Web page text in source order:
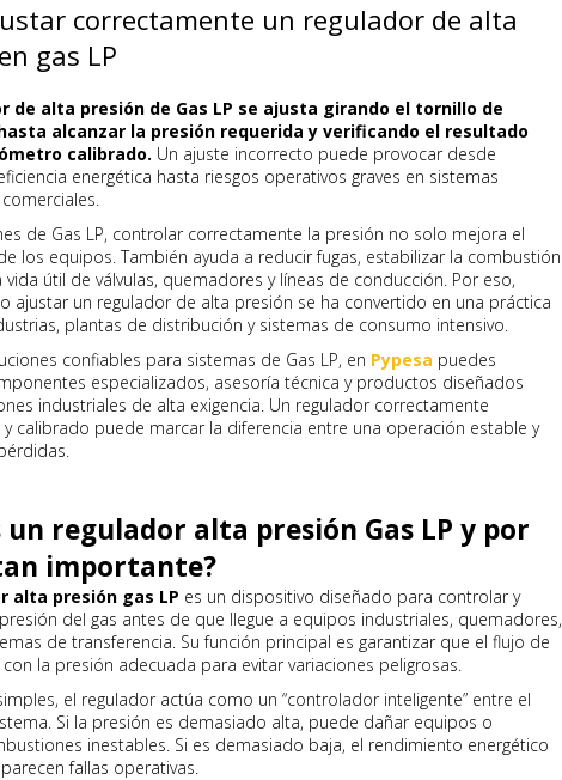
correctamente un regulador de alta
gas LP
de alta presión de Gas LP se ajusta girando el tornillo de
alcanzar la presión requerida y verificando el resultado
calibrado. Un ajuste incorrecto puede provocar desde
energética hasta riesgos operativos graves en sistemas
de Gas LP, controlar correctamente la presión no solo mejora el
los equipos. También ayuda a reducir fugas, estabilizar la combustión
vida útil de válvulas, quemadores y líneas de conducción. Por eso,
ajustar un regulador de alta presión se ha convertido en una práctica
plantas de distribución y sistemas de consumo intensivo.
confiables para sistemas de Gas LP, en Pypesa puedes
especializados, asesoría técnica y productos diseñados
industriales de alta exigencia. Un regulador correctamente
calibrado puede marcar la diferencia entre una operación estable y
un regulador alta presión Gas LP y por
importante?
alta presión gas LP es un dispositivo diseñado para controlar y
del gas antes de que llegue a equipos industriales, quemadores,
de transferencia. Su función principal es garantizar que el flujo de
con la presión adecuada para evitar variaciones peligrosas.
el regulador actúa como un “controlador inteligente” entre el
Si la presión es demasiado alta, puede dañar equipos o
inestables. Si es demasiado baja, el rendimiento energético
fallas operativas.